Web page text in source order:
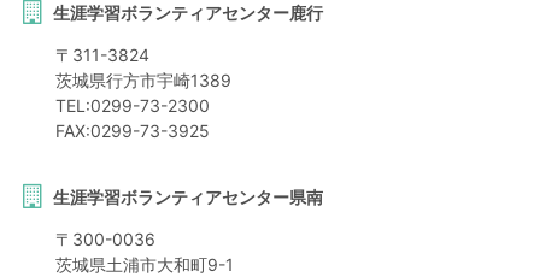
生涯学習ボランティアセンター鹿行
〒 311-3824
茨城県行方市宇崎1389
TEL:0299-73-2300
FAX:0299-73-3925
生涯学習ボランティアセンター県南
〒 300-0036
茨城県土浦市大和町9-1